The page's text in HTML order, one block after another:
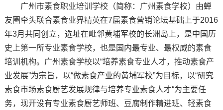
广州市素食职业培训学校（简称：广州素食学校）由蝉
友圈牵头联合素食业界精英在7届素食营销论坛基础上于2016
年3月共同创立，选址在毗邻黄埔军校的长洲岛上，是中国历
史上第一所专业素食学校，也是国内最专业、最权威的素食
培训机构。广州素食学校以“培养素食专业人才，推动素食产
业发展”为宗旨，以“做素食产业的黄埔军校”为目标，以“研究
素食市场素食厨艺发展规律与培养专业素食人才“为主要任
务，现开设有专业素食厨艺师班、豆腐制作精进班、轻素食